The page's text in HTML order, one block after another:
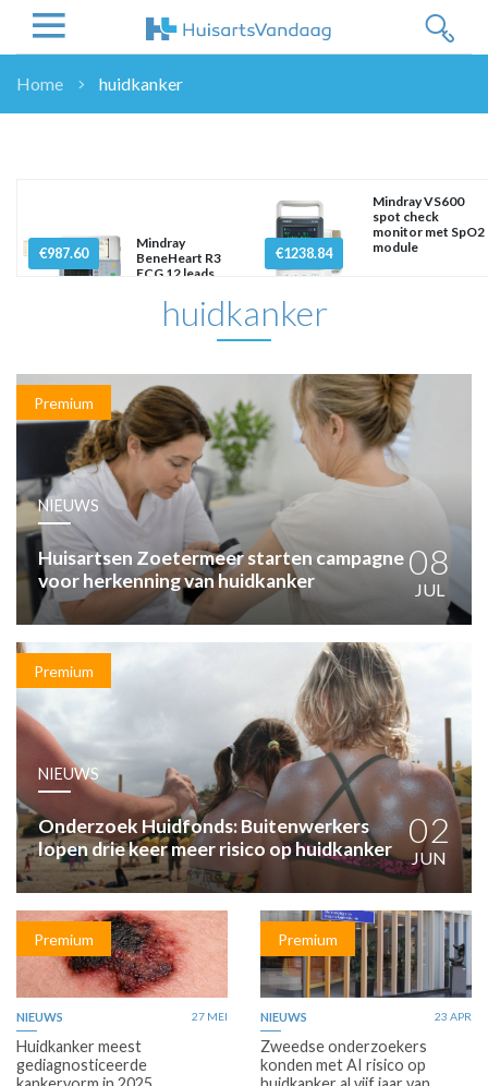
ZORGVERZEKERAARS
ICT
NASCHOLINGEN
ENQUÊTES
NHG
LHV
OPINIE
HUISARTSENPOST
PRAKTIJKZAKEN
TARIEVEN
VPHUISARTSEN
MEDISCHE VAKHANDEL
INLOGGEN
REGISTRATIE
Home huidkanker
€987.60
Mindray
BeneHeart R3
ECG 12 leads
€1238.84
Mindray VS600
spot check
monitor met SpO2
module
huidkanker
Premium
NIEUWS
Huisartsen Zoetermeer starten campagne
voor herkenning van huidkanker
08
JUL
Premium
NIEUWS
Onderzoek Huidfonds: Buitenwerkers
lopen drie keer meer risico op huidkanker
02
JUN
Premium
NIEUWS 27 MEI
Huidkanker meest
gediagnosticeerde
Premium
NIEUWS 23 APR
Zweedse onderzoekers
konden met AI risico op